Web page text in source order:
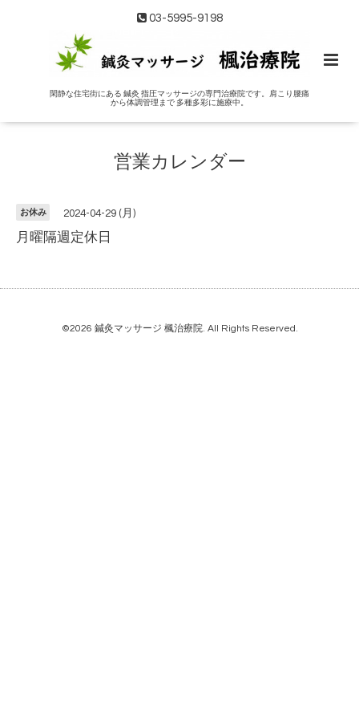
03-5995-9198
閑静な住宅街にある 鍼灸 指圧マッサージの専門治療院です。肩こり腰痛
から体調管理まで 多種多彩に施療中。
営業カレンダー
お休み 2024-04-29 (月)
月曜隔週定休日
©2026 鍼灸マッサージ 楓治療院. All Rights Reserved.